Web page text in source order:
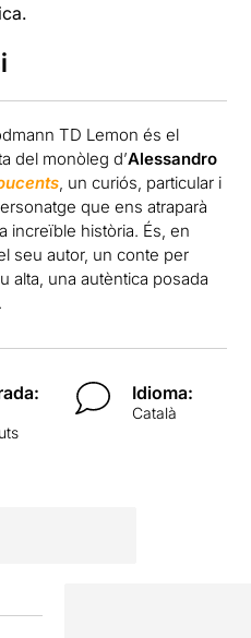
TD Lemon és el
del monòleg d’Alessandro
, un curiós, particular i
que ens atraparà
increïble història. És, en
seu autor, un conte per
alta, una autèntica posada
Idioma:
Català